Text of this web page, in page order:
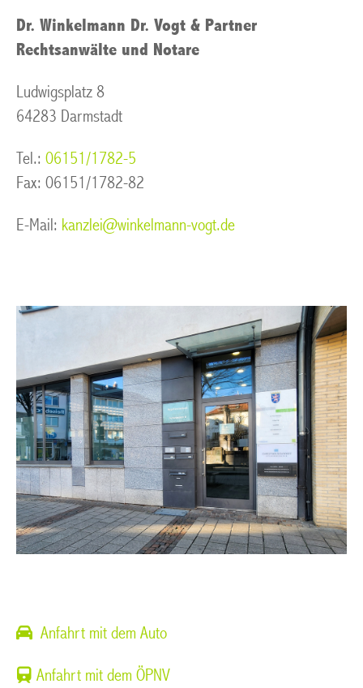
Dr. Winkelmann Dr. Vogt & Partner
Rechtsanwälte und Notare
Ludwigsplatz 8
64283 Darmstadt
Tel.: 06151/1782-5
Fax: 06151/1782-82
E-Mail: kanzlei@winkelmann-vogt.de
Anfahrt mit dem Auto
Anfahrt mit dem ÖPNV